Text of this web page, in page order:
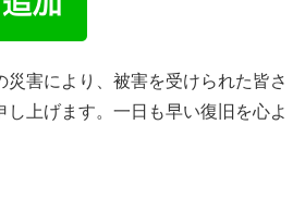
災害により、被害を受けられた皆さ
し上げます。一日も早い復旧を心よ